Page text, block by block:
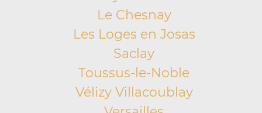
Le Chesnay
Les Loges en Josas
Saclay
Toussus-le-Noble
Vélizy Villacoublay